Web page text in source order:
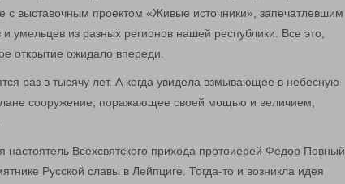
с выставочным проектом «Живые источники», запечатлевшим
умельцев из разных регионов нашей республики. Все это,
открытие ожидало впереди.
раз в тысячу лет. А когда увидела взмывающее в небесную
сооружение, поражающее своей мощью и величием,
настоятель Всехсвятского прихода протоиерей Федор Повный
Русской славы в Лейпциге. Тогда-то и возникла идея